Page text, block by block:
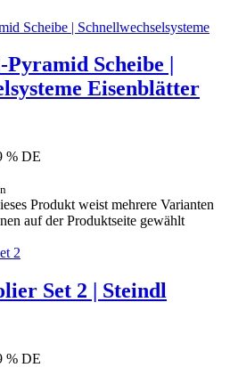
Scheibe |
Eisenblätter
% DE
Produkt weist mehrere Varianten
auf der Produktseite gewählt
Set 2 | Steindl
% DE